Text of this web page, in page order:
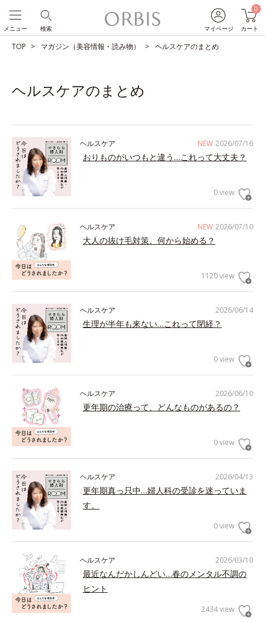
マイページ
0
カート
検索
メニュー
TOP マガジン（美容情報・読み物） ヘルスケアのまとめ
ヘルスケアのまとめ
NEW 2026/07/16
ヘルスケア
おりものがいつもと違う…これって大丈夫？
0 view
NEW 2026/07/10
ヘルスケア
大人の抜け毛対策、何から始める？
1120 view
2026/06/14
ヘルスケア
生理が半年も来ない…これって閉経？
0 view
2026/06/10
ヘルスケア
更年期の治療って、どんなものがあるの？
0 view
2026/04/13
ヘルスケア
更年期真っ只中…婦人科の受診を迷っていま
す。
0 view
2026/03/10
ヘルスケア
最近なんだかしんどい…春のメンタル不調の
ヒント
2434 view